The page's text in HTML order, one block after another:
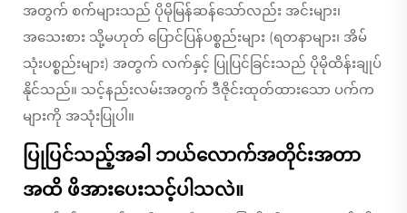
အတွက် စက်များသည် ပိုမိုမြန်ဆန်သော်လည်း အင်းများ၊
အသေးစား သို့မဟုတ် ပြောင်ပြန်ပစ္စည်းများ (ရတနာများ၊ အိမ်
သုံးပစ္စည်းများ) အတွက် လက်နှင့် ပြုပြင်ခြင်းသည် ပိုမိုထိန်းချုပ်
နိုင်သည်။ သင့်နည်းလမ်းအတွက် ဒီဇိုင်းထုတ်ထားသော ပက်က
များကို အသုံးပြုပါ။
ပြုပြင်သည့်အခါ ဘယ်လောက်အတိုင်းအတာ
အထိ ဖိအားပေးသင့်ပါသလဲ။